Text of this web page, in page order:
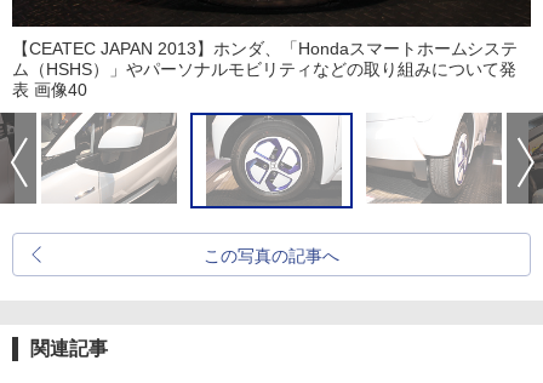
【CEATEC JAPAN 2013】ホンダ、「Hondaスマートホームシステ
ム（HSHS）」やパーソナルモビリティなどの取り組みについて発
表 画像40
この写真の記事へ
関連記事